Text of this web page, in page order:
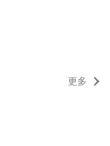
更多